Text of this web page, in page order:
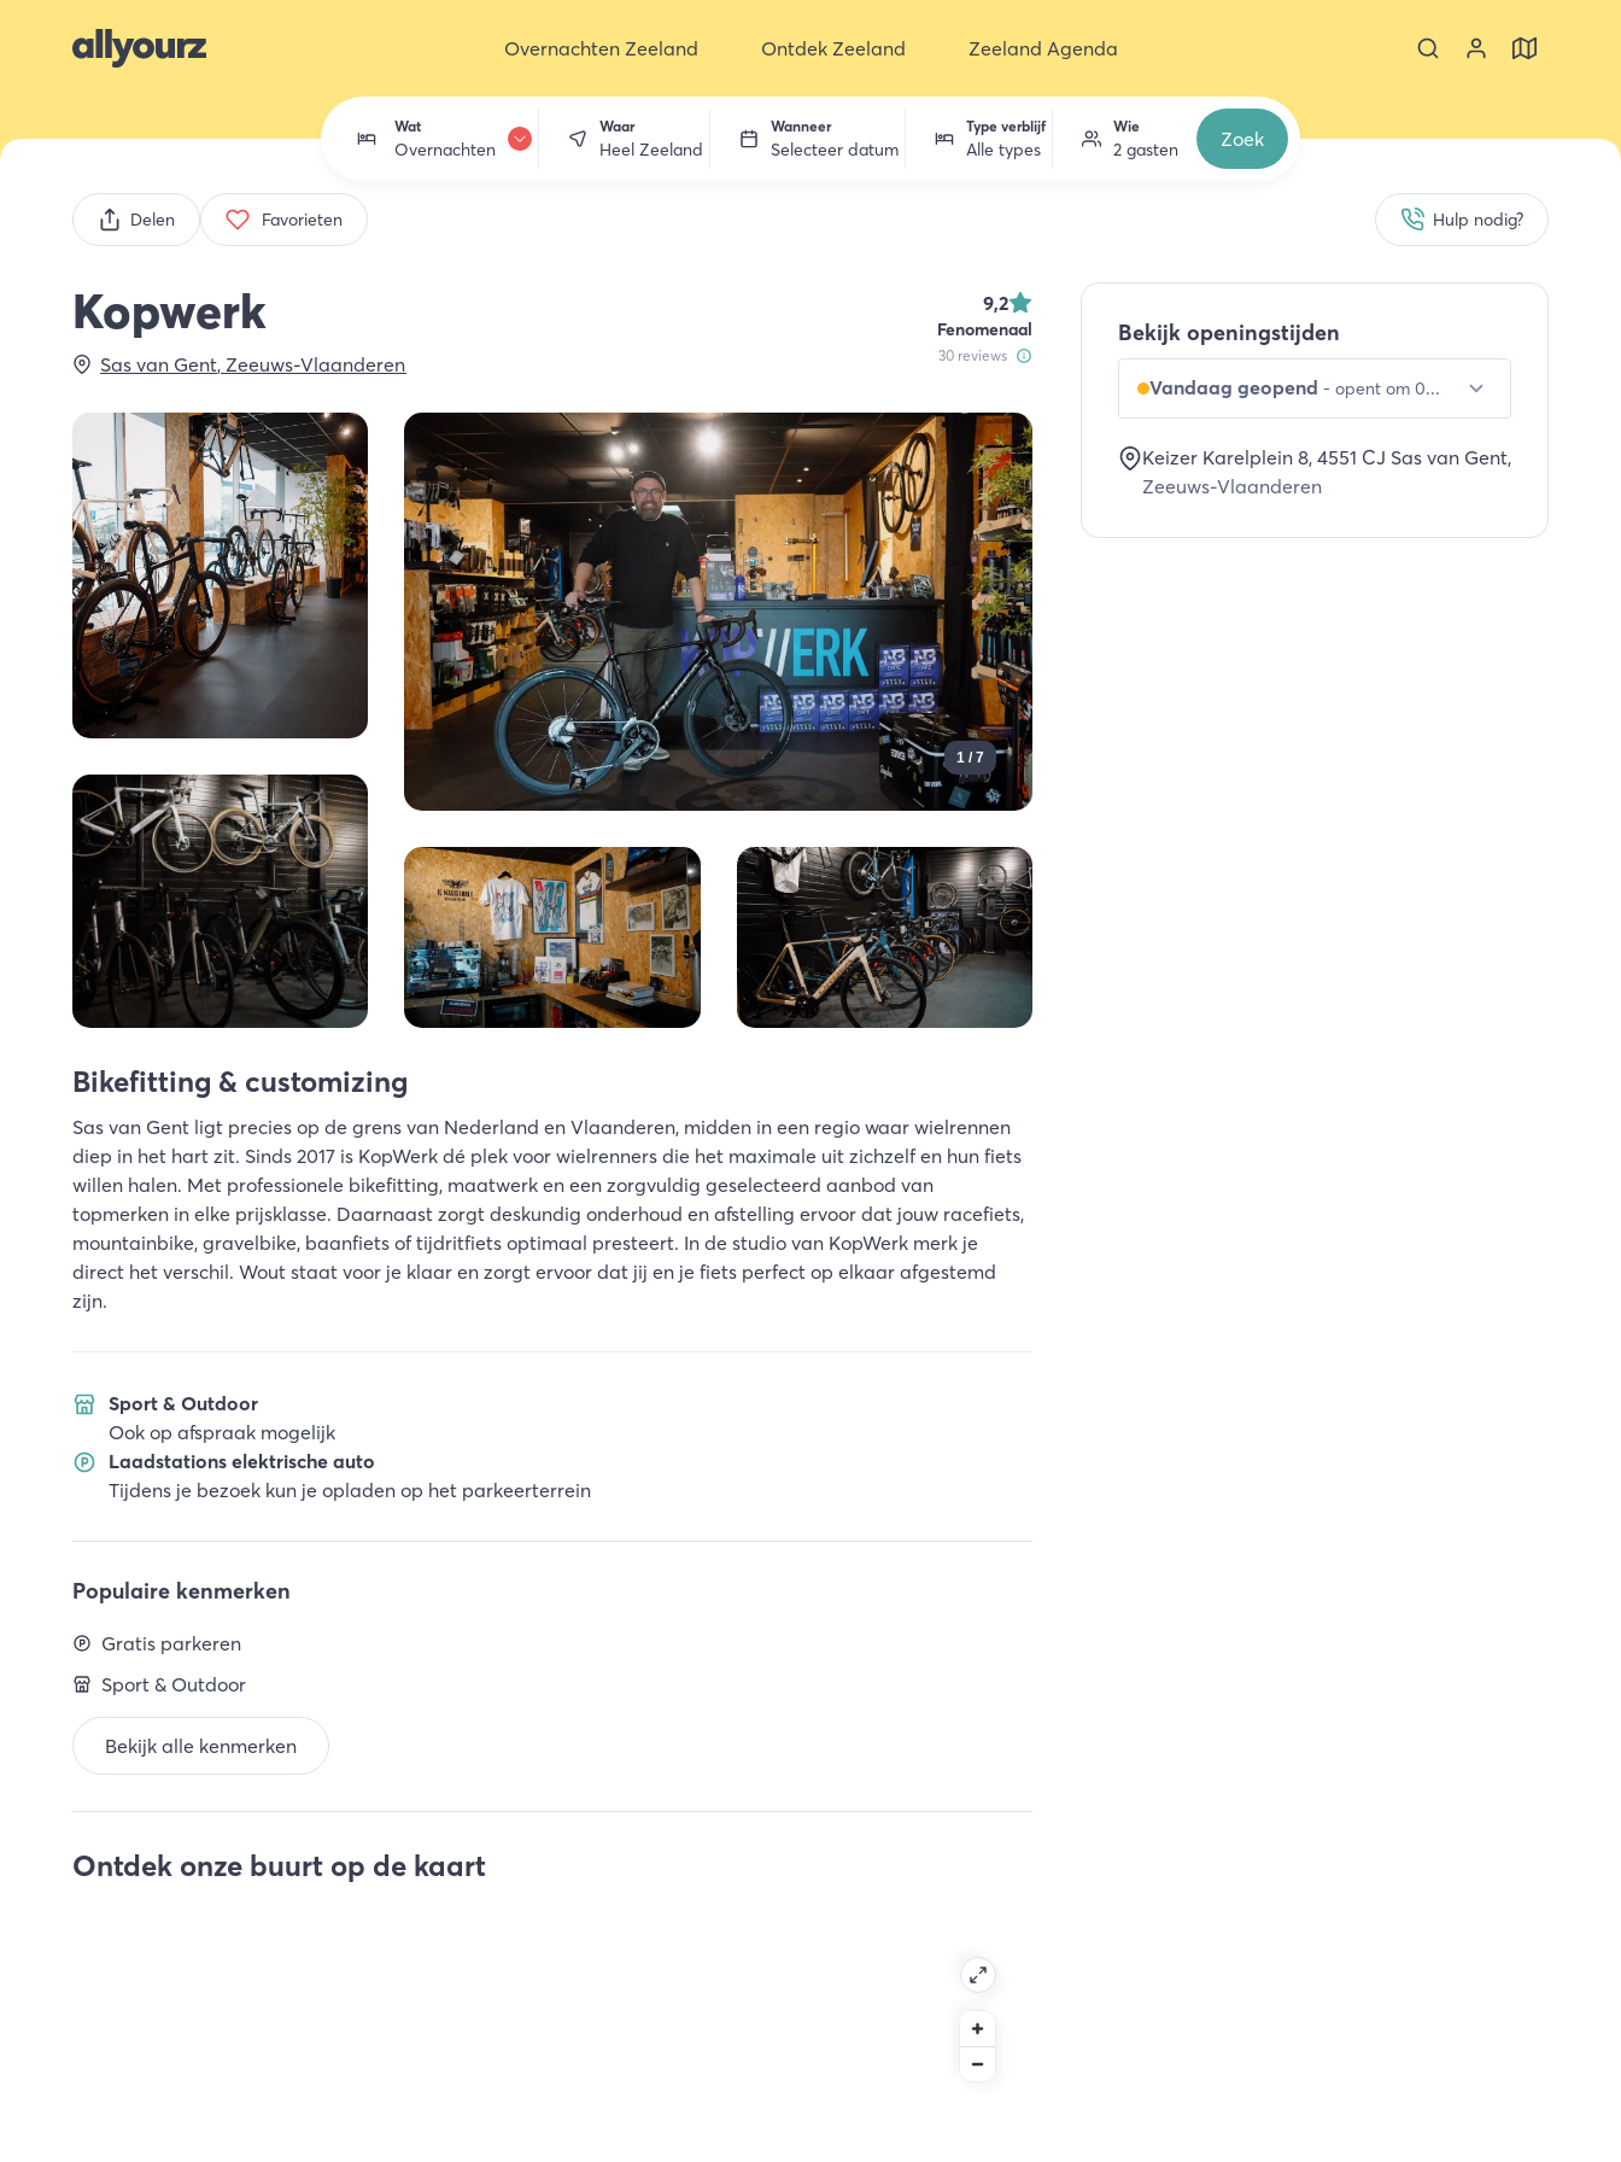
Overnachten Zeeland Ontdek Zeeland Zeeland Agenda
Wat
Overnachten
Zeeland ontdekken
Waar
Heel Zeeland
Wanneer
Selecteer datum
Type verblijf
Alle types
Wie
2 gasten Zoek
Delen Favorieten Hulp nodig?
Kopwerk 9,2
Fenomenaal
30reviews
Sas van Gent, Zeeuws-Vlaanderen
1 / 7
Bikefitting & customizing
Sas van Gent ligt precies op de grens van Nederland en Vlaanderen, midden in een regio waar wielrennen
diep in het hart zit. Sinds 2017 is KopWerk dé plek voor wielrenners die het maximale uit zichzelf en hun fiets
willen halen. Met professionele bikefitting, maatwerk en een zorgvuldig geselecteerd aanbod van
topmerken in elke prijsklasse. Daarnaast zorgt deskundig onderhoud en afstelling ervoor dat jouw racefiets,
mountainbike, gravelbike, baanfiets of tijdritfiets optimaal presteert. In de studio van KopWerk merk je
direct het verschil. Wout staat voor je klaar en zorgt ervoor dat jij en je fiets perfect op elkaar afgestemd
zijn.
Sport & Outdoor
Ook op afspraak mogelijk
Laadstations elektrische auto
Tijdens je bezoek kun je opladen op het parkeerterrein
Populaire kenmerken
Gratis parkeren
Sport & Outdoor
Bekijk alle kenmerken
Ontdek onze buurt op de kaart
Bekijk openingstijden
Vandaag geopend - opent om 09:00 uur
Keizer Karelplein 8, 4551 CJ Sas van Gent,
Zeeuws-Vlaanderen